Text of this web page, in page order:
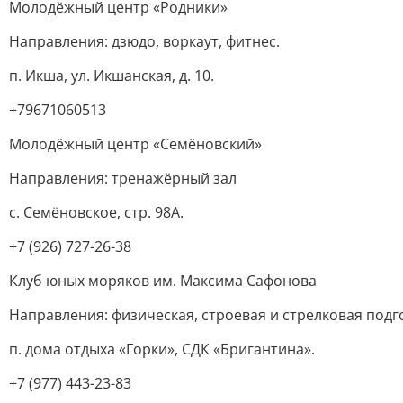
Молодёжный центр «Родники»
Направления: дзюдо, воркаут, фитнес.
п. Икша, ул. Икшанская, д. 10.
+79671060513
Молодёжный центр «Семёновский»
Направления: тренажёрный зал
с. Семёновское, стр. 98А.
+7 (926) 727-26-38
Клуб юных моряков им. Максима Сафонова
Направления: физическая, строевая и стрелковая
п. дома отдыха «Горки», СДК «Бригантина».
+7 (977) 443-23-83